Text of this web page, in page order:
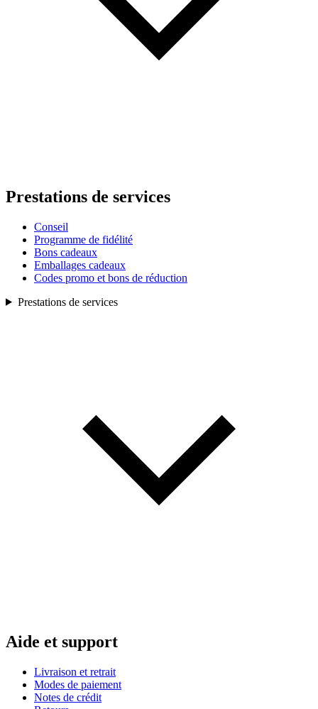
Prestations de services
Conseil
Programme de fidélité
Bons cadeaux
Emballages cadeaux
Codes promo et bons de réduction
Prestations de services
Aide et support
Livraison et retrait
Modes de paiement
Notes de crédit